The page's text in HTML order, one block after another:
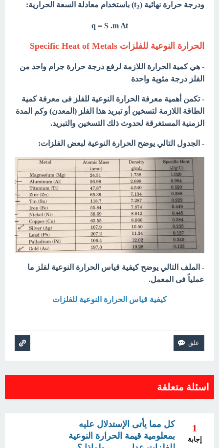
ودرجة حرارة نهائية (t2 ) باستخدام معادلة السعة الحرارية:
q = S .m Δt
الحرارة النوعية للفلزات Specific Heat of Metals
- هي كمیة الحرارة اللازمة لرفع درجة حرارة جرام واحد من
الفلز درجة مئویة واحدة
- تكمن أهمية معرفة الحرارة النوعية للفلز فى معرفة كمية
الطاقة اللازمة لتسخين أو تبريد هذا الفلز (المعدن) وكم المدة
الزمنية المستغرقة لحدوث ذلك التسخين والتبريد.
- الجدول التالي يوضح الحرارة النوعية لبعض الفلزات:
- الملف التالي يوضح كيفية قياس الحرارة النوعية لفلز ما
عملياً فى المعمل.
كيفية قياس الحرارة النوعية للفلزات
اسئلة متعلقة
1
إجابة
كل مما يأتى الإستدلال عليه
بمعلومية قيمة الحرارة النوعية